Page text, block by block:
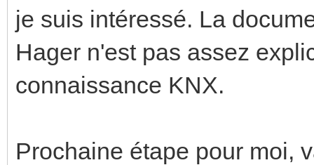
je suis intéressé. La
Hager n'est pas assez
connaissance KNX.
Prochaine étape pour moi,